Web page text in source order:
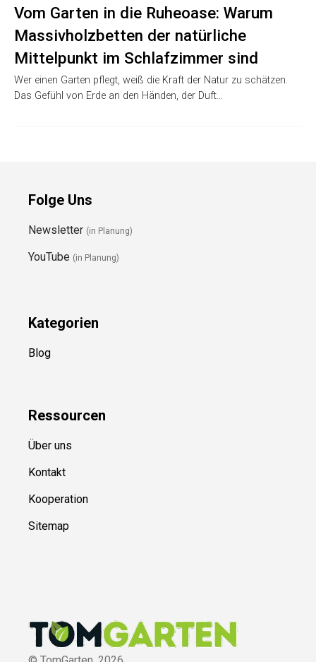
Vom Garten in die Ruheoase: Warum
Massivholzbetten der natürliche
Mittelpunkt im Schlafzimmer sind
Wer einen Garten pflegt, weiß die Kraft der Natur zu schätzen.
Das Gefühl von Erde an den Händen, der Duft…
Folge Uns
Newsletter (in Planung)
YouTube (in Planung)
Kategorien
Blog
Ressourcen
Über uns
Kontakt
Kooperation
Sitemap